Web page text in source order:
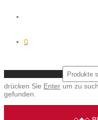
0
drücken Sie Enter um zu
gefunden.